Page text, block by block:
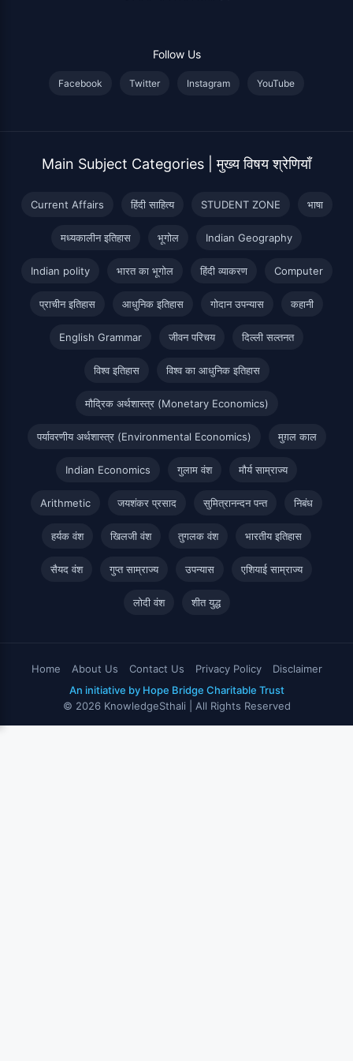
Follow Us
Facebook Twitter Instagram YouTube
Main Subject Categories | मुख्य विषय श्रेणियाँ
Current Affairs हिंदी साहित्य STUDENT ZONE भाषा
मध्यकालीन इतिहास भूगोल Indian Geography
Indian polity भारत का भूगोल हिंदी व्याकरण Computer
प्राचीन इतिहास आधुनिक इतिहास गोदान उपन्यास कहानी
English Grammar जीवन परिचय दिल्ली सल्तनत
विश्व इतिहास विश्व का आधुनिक इतिहास
मौद्रिक अर्थशास्त्र (Monetary Economics)
पर्यावरणीय अर्थशास्त्र (Environmental Economics) मुग़ल काल
Indian Economics गुलाम वंश मौर्य साम्राज्य
Arithmetic जयशंकर प्रसाद सुमित्रानन्दन पन्त निबंध
हर्यक वंश खिलजी वंश तुगलक वंश भारतीय इतिहास
सैयद वंश गुप्त साम्राज्य उपन्यास एशियाई साम्राज्य
लोदी वंश शीत युद्ध
Home About Us Contact Us Privacy Policy
Disclaimer
An initiative by Hope Bridge Charitable Trust
© 2026 KnowledgeSthali | All Rights Reserved